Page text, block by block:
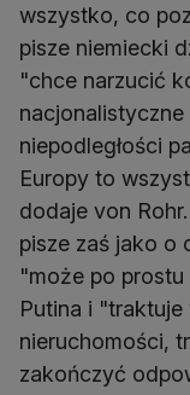
wszystko, co
pisze niemiecki
"chce narzucić
niepodległości
Europy to
dodaje von
pisze zaś jako o
"może po
Putina i
nieruchomości,
zakończyć